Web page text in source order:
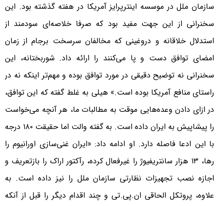
سازمان ملل در موسسه اینترپرایز آمریکا در هفته گذشته بود. این
سخنرانی از این جهت مفید بود که صرفا خلاصه‌ای سودمند از
استدلال خلاقانه و دروغینی که مخالفان سرسخت برجام از زمان
امضای توافق دست و پا می‌کنند را ارائه داد. شوربختانه، این
سخنرانی نه توضیح دقیقی در مورد توافق بوده و مهم‌تر اینکه نه در
راستای منافع آمریکا بوده است.» هیلی به غلط گفته که این توافق،
در ازای دادن وعده‌هایی موقت به مطالبات ما، هر آنچه می‌خواست
را پیشاپیش به ایران داده است. به گفته والت اما حقیقت ۱۸۰ درجه
با این ادعا فاصله دارد. او ادامه داد: «ایران غنی‌سازی اورانیوم را
رها، ۱۳ هزار سانتریفیوژ را غیرفعال کرده، رآکتور اراک را بازتعریف و
اجازه نصب تجهیزات نظارتی سازمان ملل را نیز داده است. به
علاوه، پروتکل الحاقی ان.پی.تی و چند اقدام دیگر را قبل از آنکه